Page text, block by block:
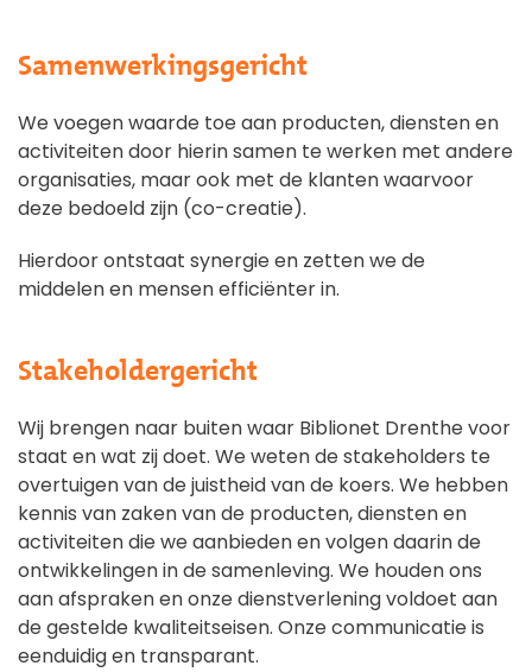
Samenwerkingsgericht
We voegen waarde toe aan producten, diensten en
activiteiten door hierin samen te werken met andere
organisaties, maar ook met de klanten waarvoor
deze bedoeld zijn (co-creatie).
Hierdoor ontstaat synergie en zetten we de
middelen en mensen efficiënter in.
Stakeholdergericht
Wij brengen naar buiten waar Biblionet Drenthe voor
staat en wat zij doet. We weten de stakeholders te
overtuigen van de juistheid van de koers. We hebben
kennis van zaken van de producten, diensten en
activiteiten die we aanbieden en volgen daarin de
ontwikkelingen in de samenleving. We houden ons
aan afspraken en onze dienstverlening voldoet aan
de gestelde kwaliteitseisen. Onze communicatie is
eenduidig en transparant.